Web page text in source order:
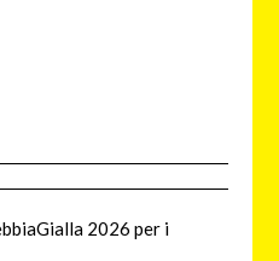
2026 per i